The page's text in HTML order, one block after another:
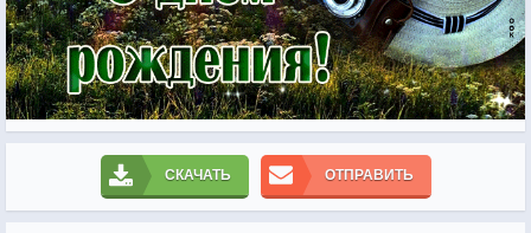
СКАЧАТЬ ОТПРАВИТЬ